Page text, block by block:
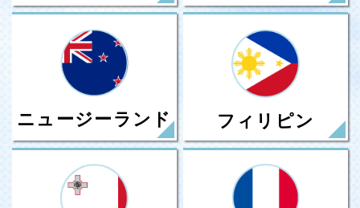
ニュージーランド フィリピン